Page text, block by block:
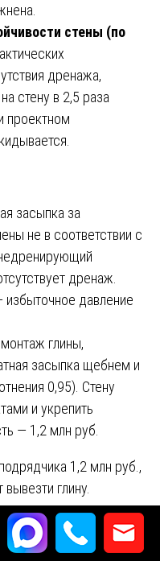
стены (по
дренажа,
стену в 2,5 раза
проектном
засыпка за
не в соответствии с
дренаж.
давление
глины,
засыпка щебнем и
0,95). Стену
и укрепить
— 1,2 млн руб.
1,2 млн руб.,
глину.
«глина местная —
что договор был
не согласованы.